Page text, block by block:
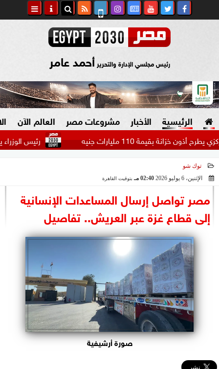
رئيس مجلسي الإدارة والتحرير أحمد عامر
الرئيسية الأخبار
السياسة
الرئاسة
البرلمان
الأحزاب
مشروعات مصر العالم الآن
رئيس الوزراء يستعرض بقيمة 110 مليارات جنيه
توك شو
الإثنين، 6 يوليو 2026
02:40 مـ بتوقيت القاهرة
مصر تواصل إرسال المساعدات الإنسانية
إلى قطاع غزة عبر العريش.. تفاصيل
صورة أرشيفية